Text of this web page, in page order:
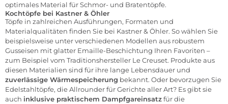
optimales Material für Schmor- und Bratentöpfe.
Kochtöpfe bei Kastner & Öhler
Töpfe in zahlreichen Ausführungen, Formaten und
Materialqualitäten finden Sie bei Kastner & Öhler. So wählen Sie
beispielsweise unter verschiedenen Modellen aus robustem
Gusseisen mit glatter Emaille-Beschichtung Ihren Favoriten –
zum Beispiel vom Traditionshersteller Le Creuset. Produkte aus
diesen Materialien sind für ihre lange Lebensdauer und
zuverlässige Wärmespeicherung bekannt. Oder bevorzugen Sie
Edelstahltöpfe, die Allrounder für Gerichte aller Art? Es gibt sie
auch inklusive praktischem Dampfgareinsatzfür die